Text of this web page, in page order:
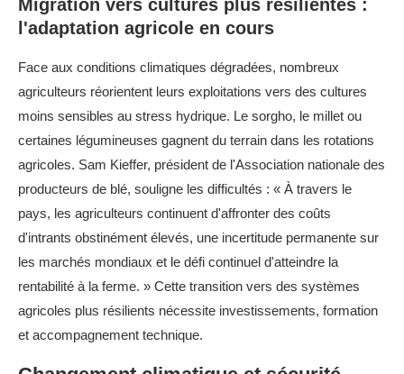
Migration vers cultures plus résilientes :
l'adaptation agricole en cours
Face aux conditions climatiques dégradées, nombreux
agriculteurs réorientent leurs exploitations vers des cultures
moins sensibles au stress hydrique. Le sorgho, le millet ou
certaines légumineuses gagnent du terrain dans les rotations
agricoles. Sam Kieffer, président de l'Association nationale des
producteurs de blé, souligne les difficultés : « À travers le
pays, les agriculteurs continuent d'affronter des coûts
d'intrants obstinément élevés, une incertitude permanente sur
les marchés mondiaux et le défi continuel d'atteindre la
rentabilité à la ferme. » Cette transition vers des systèmes
agricoles plus résilients nécessite investissements, formation
et accompagnement technique.